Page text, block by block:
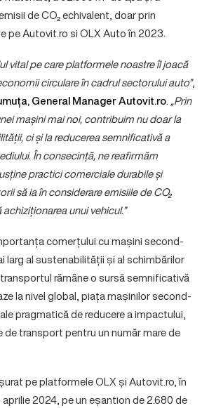
de CO₂ echivalent, doar prin
pe Autovit.ro si OLX Auto în 2023.
vital pe care platformele noastre îl joacă
circulare în cadrul sectorului auto”,
General Manager Autovit.ro.„Prin
mașini mai noi, contribuim nu doar la
ci și la reducerea semnificativă a
În consecință, ne reafirmăm
practici comerciale durabile și
să ia în considerare emisiile de CO₂
unui vehicul.”
comerțului cu mașini second-
larg al sustenabilității și al schimbărilor
rămâne o sursă semnificativă
la nivel global, piața mașinilor second-
pragmatică de reducere a impactului,
transport pentru un număr mare de
pe platformele OLX și Autovit.ro, în
2024, pe un eșantion de 2.680 de